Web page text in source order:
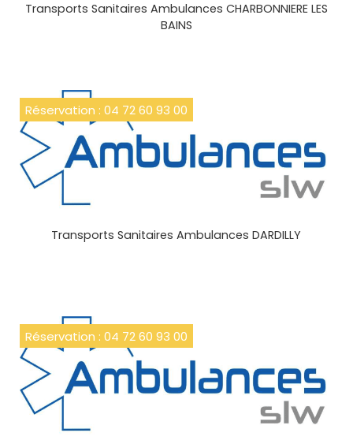
Transports Sanitaires Ambulances CHARBONNIERE LES
BAINS
Réservation : 04 72 60 93 00
Transports Sanitaires Ambulances DARDILLY
Réservation : 04 72 60 93 00